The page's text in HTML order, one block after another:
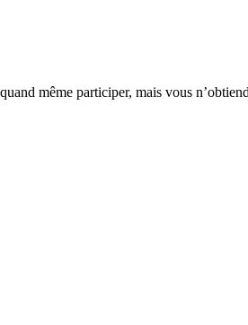
même participer, mais vous